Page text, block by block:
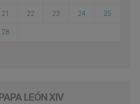
21 22 23 24 25
28
PAPA LEÓN XIV